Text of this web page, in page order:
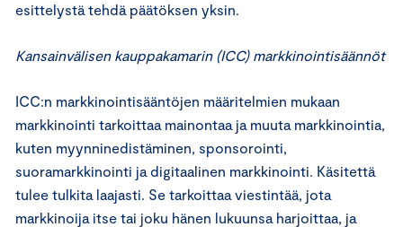
esittelystä tehdä päätöksen yksin.
Kansainvälisen kauppakamarin (ICC) markkinointisäännöt
ICC:n markkinointisääntöjen määritelmien mukaan
markkinointi tarkoittaa mainontaa ja muuta markkinointia,
kuten myynninedistäminen, sponsorointi,
suoramarkkinointi ja digitaalinen markkinointi. Käsitettä
tulee tulkita laajasti. Se tarkoittaa viestintää, jota
markkinoija itse tai joku hänen lukuunsa harjoittaa, ja